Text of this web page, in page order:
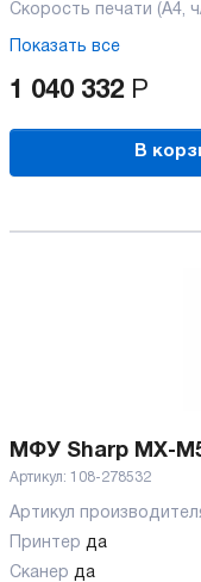
Скорость печати (А4,
Показать все
1 040 332 Р
В
МФУ Sharp MX-
Артикул: 108-278532
Артикул
Принтер да
Сканер да